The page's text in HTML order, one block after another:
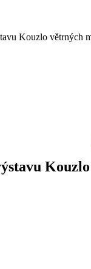
Kouzlo větrných